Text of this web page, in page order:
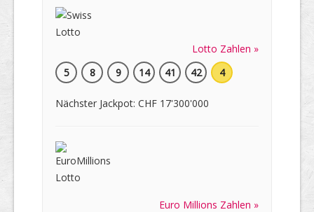
Lotto Zahlen »
5
8 9 14 41 42 4
Nächster Jackpot: CHF 17'300'000
Euro Millions Zahlen »